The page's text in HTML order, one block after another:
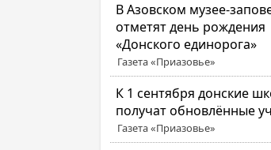
В Азовском музее-
отметят день рождения
«Донского единорога»
Газета «Приазовье»
К 1 сентября донские
получат обновлённые
Газета «Приазовье»